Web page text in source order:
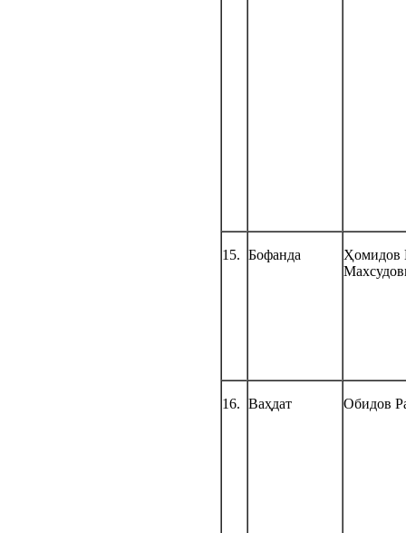
15. Бофанда
Ҳомидов
16. Ваҳдат Обидов